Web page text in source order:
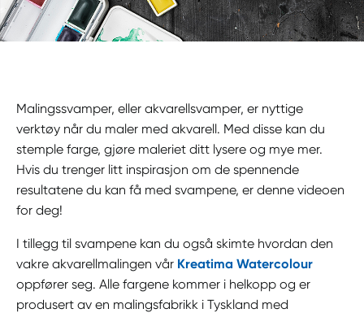
Malingssvamper, eller akvarellsvamper, er nyttige
verktøy når du maler med akvarell. Med disse kan du
stemple farge, gjøre maleriet ditt lysere og mye mer.
Hvis du trenger litt inspirasjon om de spennende
resultatene du kan få med svampene, er denne videoen
for deg!
I tillegg til svampene kan du også skimte hvordan den
vakre akvarellmalingen vår Kreatima Watercolour
oppfører seg. Alle fargene kommer i helkopp og er
produsert av en malingsfabrikk i Tyskland med